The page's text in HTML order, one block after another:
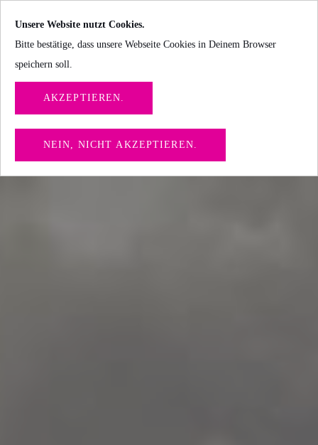
Unsere Website nutzt Cookies.
Bitte bestätige, dass unsere Webseite Cookies in Deinem Browser
speichern soll.
AKZEPTIEREN.
NEIN, NICHT AKZEPTIEREN.